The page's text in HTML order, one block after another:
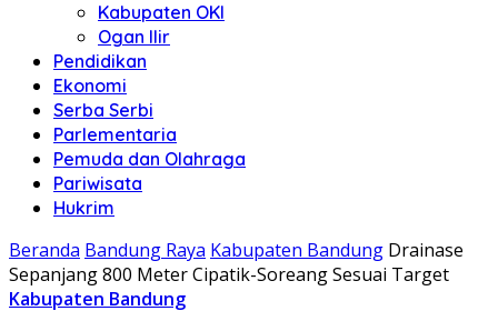
Kabupaten OKI
Ogan Ilir
Pendidikan
Ekonomi
Serba Serbi
Parlementaria
Pemuda dan Olahraga
Pariwisata
Hukrim
Beranda Bandung Raya Kabupaten Bandung Drainase
Sepanjang 800 Meter Cipatik-Soreang Sesuai Target
Kabupaten Bandung